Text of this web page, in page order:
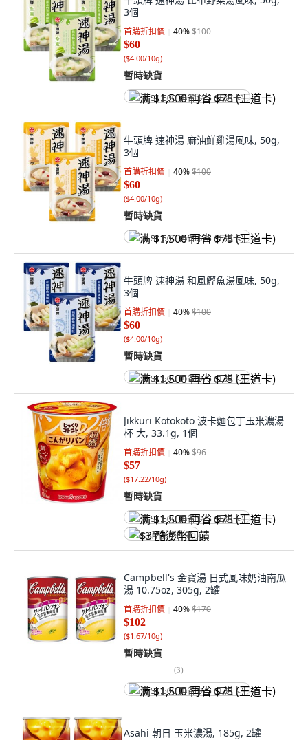
3個
首購折扣價 40%$100
$60
($4.00/10g)
暫時缺貨
满 $1,500 再省 $75 (王道卡)
牛頭牌 速神湯 麻油鮮雞湯風味, 50g,
3個
首購折扣價 40%$100
$60
($4.00/10g)
暫時缺貨
满 $1,500 再省 $75 (王道卡)
牛頭牌 速神湯 和風鰹魚湯風味, 50g,
3個
首購折扣價 40%$100
$60
($4.00/10g)
暫時缺貨
满 $1,500 再省 $75 (王道卡)
Jikkuri Kotokoto 波卡麵包丁玉米濃湯
杯 大, 33.1g, 1個
首購折扣價 40%$96
$57
($17.22/10g)
暫時缺貨
满 $1,500 再省 $75 (王道卡)
$3 酷澎幣回饋
Campbell's 金寶湯 日式風味奶油南瓜
湯 10.75oz, 305g, 2罐
首購折扣價 40%$170
$102
($1.67/10g)
暫時缺貨
(3)
满 $1,500 再省 $75 (王道卡)
Asahi 朝日 玉米濃湯, 185g, 2罐